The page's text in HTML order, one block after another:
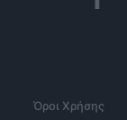
Όροι Χρήσης